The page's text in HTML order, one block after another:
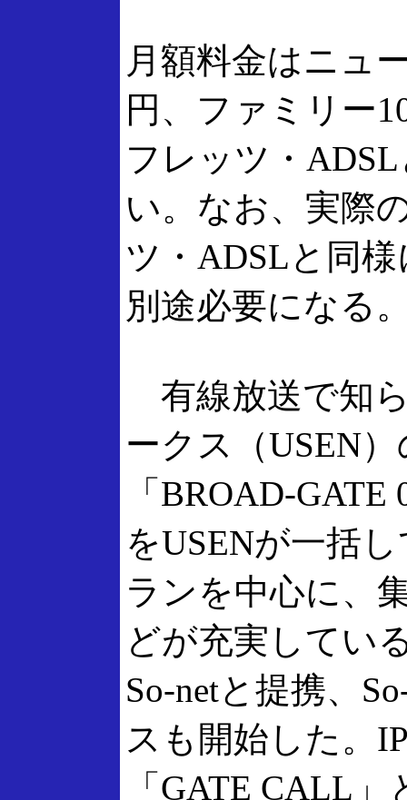
月額料金はニュ
円、ファミリー
フレッツ・
い。なお、実際
ツ・ADSLと同
別途必要になる
有線放送で知
ークス（USEN
「BROAD-
をUSENが一括
ランを中心に、
どが充実してい
So-netと提携、
スも開始した。
「GATE CALL